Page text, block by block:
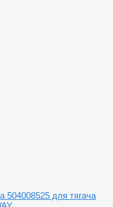
504008525 для тягача